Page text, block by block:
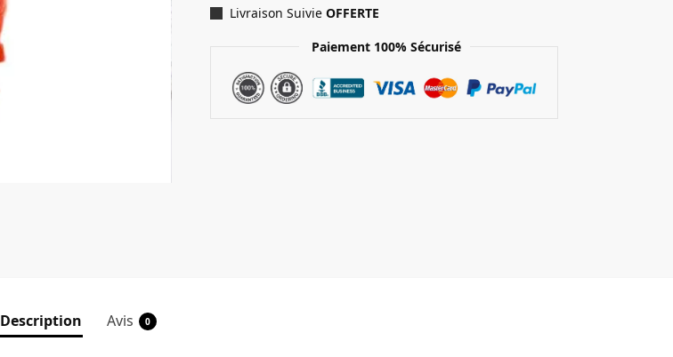
Livraison SuivieOFFERTE
Paiement 100% Sécurisé
Description Avis 0